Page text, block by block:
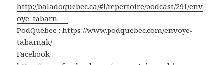
http://baladoquebec.ca/#!/repertoire/podcast/291/env
oye_tabarn___
PodQuebec :https://www.podquebec.com/envoye-
tabarnak/
Facebook :